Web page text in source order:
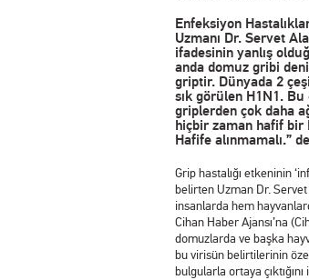
Enfeksiyon
Uzmanı Dr. Servet
ifadesinin yanlış
anda domuz gribi
griptir. Dünyada 2
sık görülen H1N1.
griplerden çok daha
hiçbir zaman hafif bir
Hafife alınmamalı.”
Grip hastalığı etkeninin
belirten Uzman Dr.
insanlarda hem
Cihan Haber Ajansı’na
domuzlarda ve başka
bu virisün belirtilerinin
bulgularla ortaya